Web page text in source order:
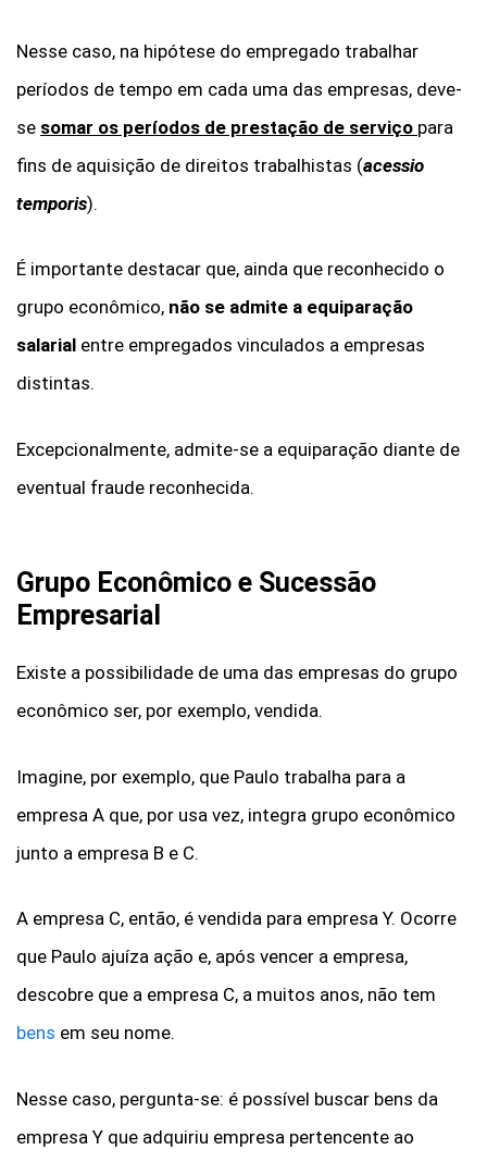
Nesse caso, na hipótese do empregado trabalhar
períodos de tempo em cada uma das empresas, deve-
se somar os períodos de prestação de serviço para
fins de aquisição de direitos trabalhistas (acessio
temporis).
É importante destacar que, ainda que reconhecido o
grupo econômico, não se admite a equiparação
salarial entre empregados vinculados a empresas
distintas.
Excepcionalmente, admite-se a equiparação diante de
eventual fraude reconhecida.
Grupo Econômico e Sucessão
Empresarial
Existe a possibilidade de uma das empresas do grupo
econômico ser, por exemplo, vendida.
Imagine, por exemplo, que Paulo trabalha para a
empresa A que, por usa vez, integra grupo econômico
junto a empresa B e C.
A empresa C, então, é vendida para empresa Y. Ocorre
que Paulo ajuíza ação e, após vencer a empresa,
descobre que a empresa C, a muitos anos, não tem
bens em seu nome.
Nesse caso, pergunta-se: é possível buscar bens da
empresa Y que adquiriu empresa pertencente ao